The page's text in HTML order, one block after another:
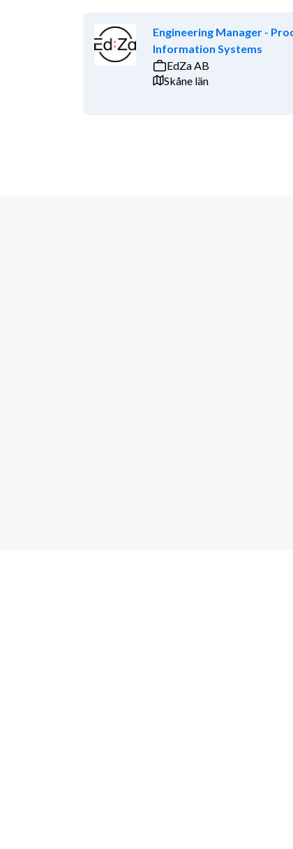
Engineering Manager -
Information Systems
EdZa AB
Skåne län